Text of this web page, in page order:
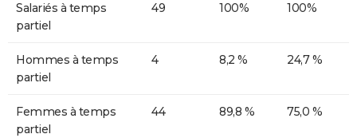
Salariés à temps
partiel
49 100% 100%
Hommes à temps
partiel
4 8,2 % 24,7 %
Femmes à temps
partiel
44 89,8 % 75,0 %